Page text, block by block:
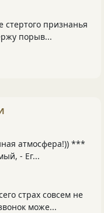
стертого признанья
порыв...
атмосфера!)) ***
- Ег...
страх совсем не
може...